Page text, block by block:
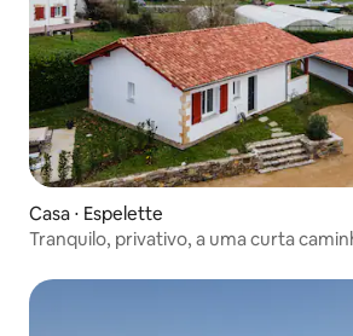
Casa ⋅ Espelette
Tranquilo, privativo, a uma curta
estacionamento